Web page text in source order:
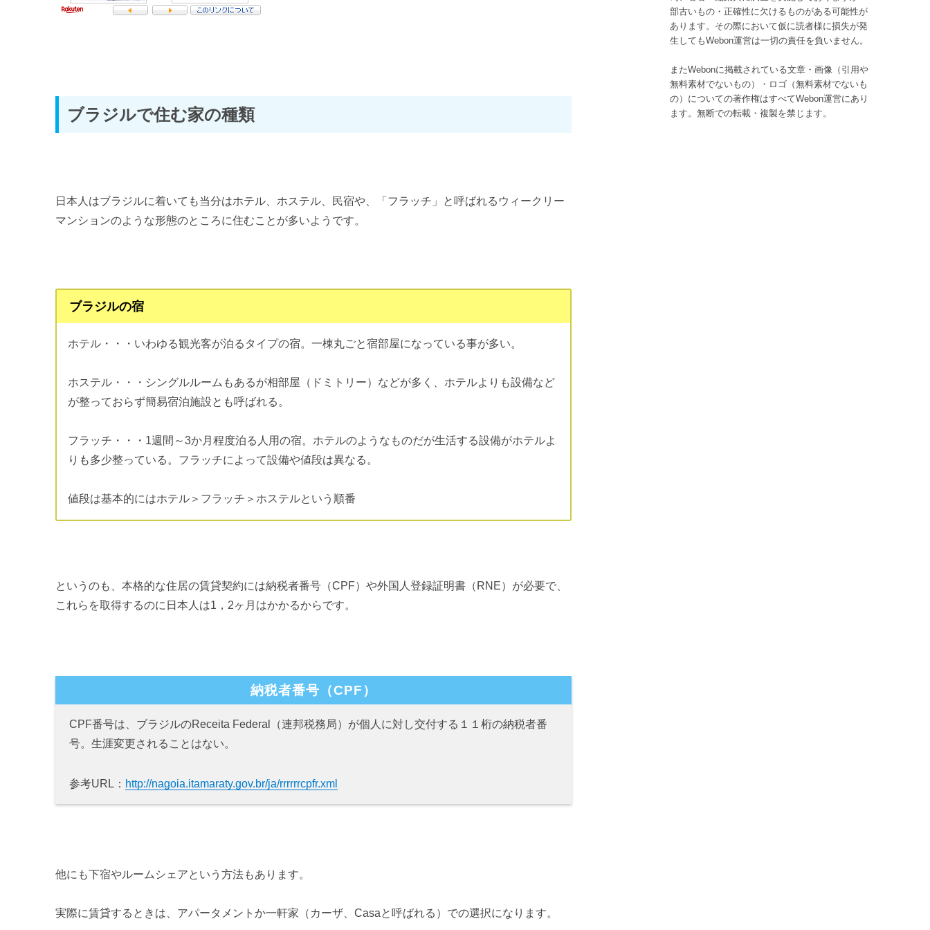
おわりに
ブラジルで住む家の種類
日本人はブラジルに着いても当分はホテル、ホステル、民宿や、「フラッチ」と呼ばれるウィークリー
マンションのような形態のところに住むことが多いようです。
ブラジルの宿
ホテル・・・いわゆる観光客が泊るタイプの宿。一棟丸ごと宿部屋になっている事が多い。
ホステル・・・シングルルームもあるが相部屋（ドミトリー）などが多く、ホテルよりも設備など
が整っておらず簡易宿泊施設とも呼ばれる。
フラッチ・・・1週間～3か月程度泊る人用の宿。ホテルのようなものだが生活する設備がホテルよ
りも多少整っている。フラッチによって設備や値段は異なる。
値段は基本的にはホテル＞フラッチ＞ホステルという順番
というのも、本格的な住居の賃貸契約には納税者番号（CPF）や外国人登録証明書（RNE）が必要で、
これらを取得するのに日本人は1，2ヶ月はかかるからです。
納税者番号（CPF）
CPF番号は、ブラジルのReceita Federal（連邦税務局）が個人に対し交付する１１桁の納税者番
号。生涯変更されることはない。
参考URL： http://nagoia.itamaraty.gov.br/ja/rrrrrrcpfr.xml
他にも下宿やルームシェアという方法もあります。
実際に賃貸するときは、アパータメントか一軒家（カーザ、Casaと呼ばれる）での選択になります。
部古いもの・正確性に欠けるものがある可能性が
あります。その際において仮に読者様に損失が発
生してもWebon運営は一切の責任を負いません。
またWebonに掲載されている文章・画像（引用や
無料素材でないもの）・ロゴ（無料素材でないも
の）についての著作権はすべてWebon運営にあり
ます。無断での転載・複製を禁じます。